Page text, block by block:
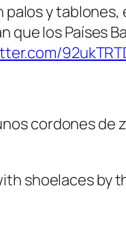
palos y
que los Países
cordones de
shoelaces by